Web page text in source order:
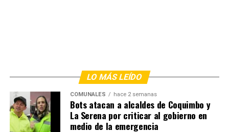
LO MÁS LEÍDO
COMUNALES hace 2 semanas
Bots atacan a alcaldes de Coquimbo y
La Serena por criticar al gobierno en
medio de la emergencia